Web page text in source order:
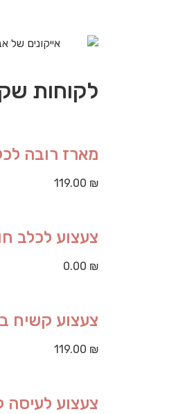
לקוחות
מארז רובה לכלב ו-3
119.00 ₪
צעצוע לכלב
0.00 ₪
צעצוע קשיח בצורת
119.00 ₪
צעצוע לעיסה